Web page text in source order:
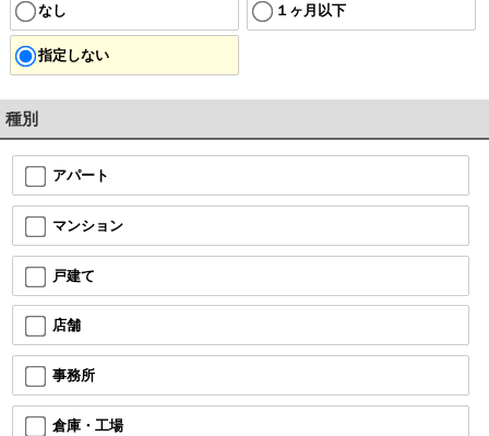
なし １ヶ月以下
指定しない
種別
アパート
マンション
戸建て
店舗
事務所
倉庫・工場